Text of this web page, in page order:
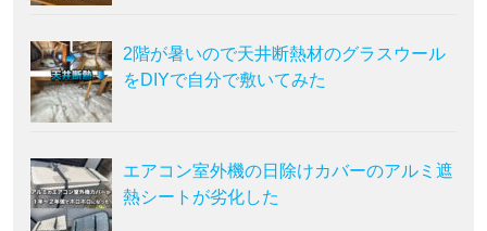
2階が暑いので天井断熱材のグラスウール
をDIYで自分で敷いてみた
エアコン室外機の日除けカバーのアルミ遮
熱シートが劣化した